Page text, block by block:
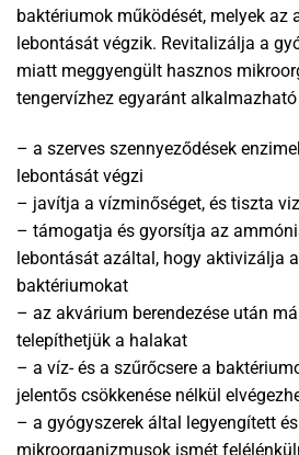
baktériumok működését, melyek az
lebontását végzik. Revitalizálja a
miatt meggyengült hasznos
tengervízhez egyaránt alkalmazható
– a szerves szennyeződések
lebontását végzi
– javítja a vízminőséget, és tiszta
– támogatja és gyorsítja az
lebontását azáltal, hogy aktivizálja
baktériumokat
– az akvárium berendezése után
telepíthetjük a halakat
– a víz- és a szűrőcsere a
jelentős csökkenése nélkül
– a gyógyszerek által legyengített
mikroorganizmusok ismét